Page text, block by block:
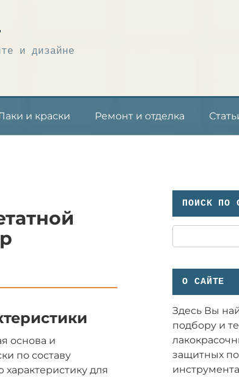
и дизайне
и краски Ремонт и отделка
основа и
по составу
для
ПОИСК ПО
О САЙТЕ
Здесь Вы
подбору и
защитных